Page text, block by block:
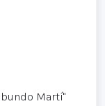
Martí"